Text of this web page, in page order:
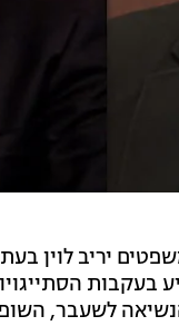
יריב לוין
בעקבות
לשעבר,